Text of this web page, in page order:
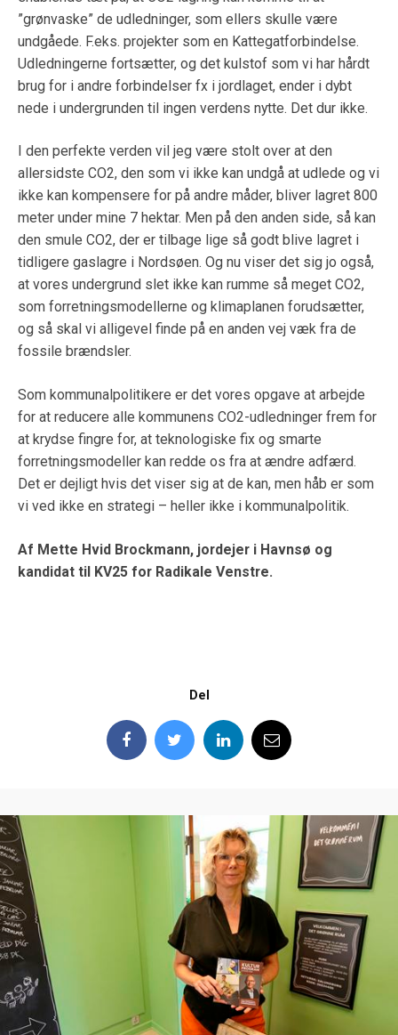
”grønvaske” de udledninger, som ellers skulle være
undgåede. F.eks. projekter som en Kattegatforbindelse.
Udledningerne fortsætter, og det kulstof som vi har hårdt
brug for i andre forbindelser fx i jordlaget, ender i dybt
nede i undergrunden til ingen verdens nytte. Det dur ikke.
I den perfekte verden vil jeg være stolt over at den
allersidste CO2, den som vi ikke kan undgå at udlede og vi
ikke kan kompensere for på andre måder, bliver lagret 800
meter under mine 7 hektar. Men på den anden side, så kan
den smule CO2, der er tilbage lige så godt blive lagret i
tidligere gaslagre i Nordsøen. Og nu viser det sig jo også,
at vores undergrund slet ikke kan rumme så meget CO2,
som forretningsmodellerne og klimaplanen forudsætter,
og så skal vi alligevel finde på en anden vej væk fra de
fossile brændsler.
Som kommunalpolitikere er det vores opgave at arbejde
for at reducere alle kommunens CO2-udledninger frem for
at krydse fingre for, at teknologiske fix og smarte
forretningsmodeller kan redde os fra at ændre adfærd.
Det er dejligt hvis det viser sig at de kan, men håb er som
vi ved ikke en strategi – heller ikke i kommunalpolitik.
Af Mette Hvid Brockmann, jordejer i Havnsø og
kandidat til KV25 for Radikale Venstre.
Del